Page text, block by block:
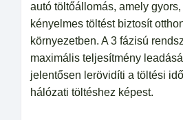
autó töltőállomás, amely
kényelmes töltést biztosít
környezetben. A 3 fázisú
maximális teljesítmény
jelentősen lerövidíti a töltési
hálózati töltéshez képest.